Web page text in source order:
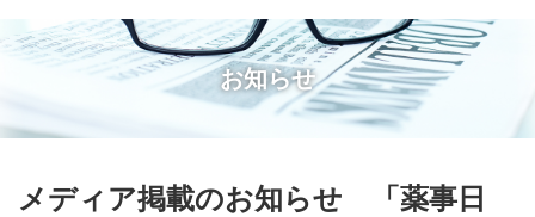
お知らせ
メディア掲載のお知らせ 「薬事日